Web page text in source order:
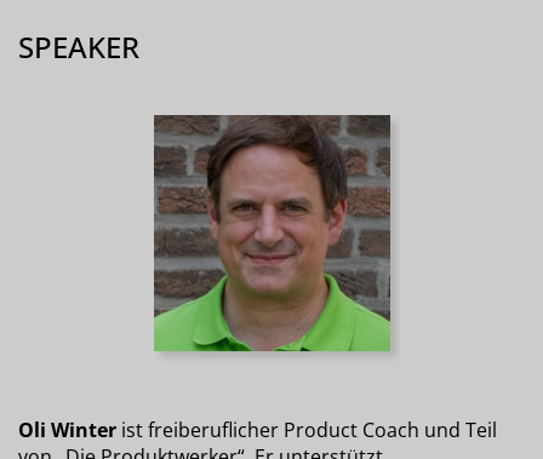
SPEAKER
Oli Winter ist freiberuflicher Product Coach und Teil